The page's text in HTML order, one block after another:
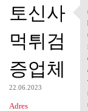
토신사
먹튀검
증업체
22.06.2023
Adres